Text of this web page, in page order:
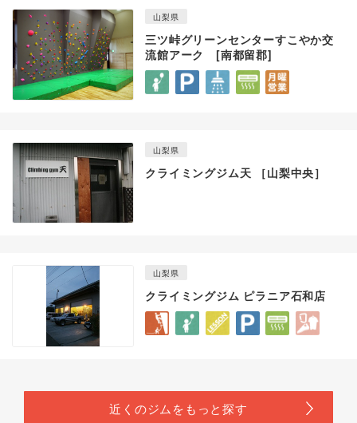
山梨県
三ツ峠グリーンセンターすこやか交
流館アーク [南都留郡]
山梨県
クライミングジム天 ［山梨中央］
山梨県
クライミングジム ピラニア石和店